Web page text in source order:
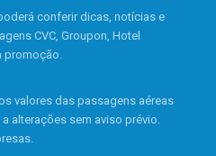
conferir dicas, notícias e
CVC, Groupon, Hotel
promoção.
valores das passagens aéreas
alterações sem aviso prévio.